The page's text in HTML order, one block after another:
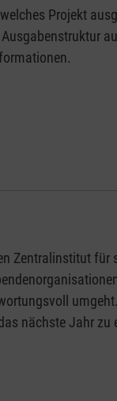
Projekt
Zentralinstitut für
nächste Jahr zu